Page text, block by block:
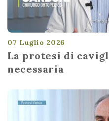
07 Luglio 2026
La protesi di
necessaria